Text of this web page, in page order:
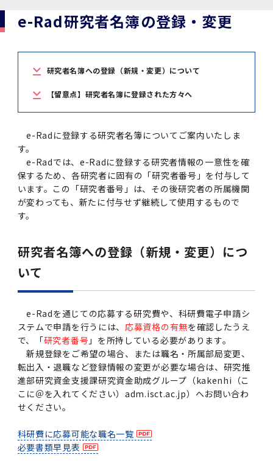
建物沿革
歴代校長及び学長
学生歌
ブランド
学
教育について
医療について
東京医科歯科大学の誓い
キャンパスマップ
運営組織トップ
大学組織一覧
学長・役員
副学長
理事･監事
役員会
経営協議会
教育研究評議会
学長選考・監察会議
広報誌・刊行物
広報誌・刊行物トップ
大学紹介動画
大学紹介動画トップ
大学紹介動画
キャンパスライフ編
留学制度編
多職種連携教育編
学長×医学部学生懇談
学長×歯学部学生懇談
大学概要（冊子）
統合報告書
広報誌
広報誌トップ
広報誌「Bloom! 医科歯科大」
英語版広報誌「TMDU ANNUAL NEWS」
学内向け広報誌「TMDUニュース」
大学案内 【受験生向け】（冊子）
写真で綴る 東京医科歯科大学
写真で綴る 東京医科歯科大学トップ
第1回『学びの地』
第3回『知と癒しの匠の創造者たち』
クラウドファンディング実施プロジェクト一覧
大学の計画と評価
大学の計画と評価トップ
大学評価の制度について
大学評価の制度についてトップ
概説
１．国立大学法人評価
２．大学認証評価
３．自己点検・評価
1-1．第４期中期目標・中期計画等について【6
1-1．第４期中期目標・中期計画等について【6
年間】トップ
第１期 中期目標・中期計画等について
第２期 中期目標・中期計画等について
第３期中期目標・中期計画等について
1-2.年度計画・年度評価等について【第1期～
第3期】
1-2.年度計画・年度評価等について【第1期～
第3期】トップ
（第１期中期目標期間中）年度計画、年度評価
等について
（第２期中期目標期間中）年度計画・年度評価
2．認証評価
3．自己点検・評価
4．指定国立大学法人構想に関する進捗状況に
ついて
関連リンク先
四大学連合
四大学連合トップ
四大学連合憲章等
四大学連合憲章等トップ
四大学連合憲章
「大学院学生の教育研究交流」に関する協定書
「大学院学生の教育研究交流」に関する実施細
目
「複合領域コース｣｢編入学｣及び｢複数学士号｣
に関する協定書
「複合領域コース」の履修者に係る「編入学」
複合領域コース(四大学共通)
複合領域コース(四大学共通)トップ
複合領域コースについて
各複合領域コースの概要
編入学制度について（複数学士号）
複合領域コース（東京医科歯科大学）
三大学連合（外部サイト）
医療管理政策学（MMA）コース（東京医科歯科
大学）
情報公開・個人情報
情報公開・個人情報トップ
情報公開制度
個人情報保護制度
統合報告書
法定公開情報
統計データ
東京医科歯科大学規則集
東京医科歯科大学ＳＤＧｓ推進宣言
男性職員の育児休業等取得推進宣言
ダイバーシティトップ
東京医科歯科大学ダイバーシティ＆インクルー
ジョン推進宣言等
東京医科歯科大学ダイバーシティ＆インクルー
ジョン推進宣言等トップ
東京医科歯科大学ダイバーシティ＆インクルー
ダイバーシティ・インクルージョン室
わくわく保育園（学内保育施設）
コンプライアンス・ハラスメント
コンプライアンス・ハラスメントトップ
ハラスメントへの対応について
アドミッション・ポリシー
入試制度
入試制度トップ
学部入試の変更点（予告）
入試データ
これまでの学部入試変更点
学部などについて
学部などについてトップ
ILA国府台
医学部
歯学部
生体材料工学研究所
難治疾患研究所
国際交流サイト
研究テーマ検索システム
学生生活などについて
学生生活などについてトップ
授業料・入学料・検定料
奨学金について
入学料・授業料の免除・徴収猶予について
アルバイトについて
学生寮について
学生保険制度について
イベント
イベントトップ
オープンキャンパス
医学部医学科サマープログラム
歯学部サマープログラム
オンライン個別進学相談
入試説明会
資料請求
試験問題及び解答例等の公表
大学院入学案内トップ
募集要項
募集要項トップ
医歯学総合研究科
保健衛生学研究科
FAQ
医歯学総合研究科博士課程 国際連携専攻（ジ
ョイント・ディグリープログラム：JDP）
WEB出願
アドミッション・ポリシー
過去の試験問題・入試データ
TOEFL-ITP試験結果（スコアレポート）の返
学費・入学金・奨学金について
学費・入学金・奨学金についてトップ
奨学金について
入学料・授業料の免除・徴収猶予について
大学院医歯学総合研究科生体検査科学講座
研究テーマ検索システム
お問い合わせ
聴講生・科目等履修生および大学院研究生募集
聴講生・科目等履修生および大学院研究生募集
医学部
歯学部
大学院保健衛生学研究科
入学に関するお問い合わせ窓口
令和8年度（2026年度）総合知と癒しの次世代
フロントランナー育成プログラム Science
令和7年度（2025年度）「総合知と癒しの次世
代フロントランナー育成プログラム Science
Tokyo SPRING(医歯学系)」対象学生の春募集
について
Post-SPRING（MD）Program for the 2026
Academic Year by Eligible Students
(*Spring admission)
Call for Applications to Science Tokyo
SPRING（MD）Program for the 2025
Academic Year by Eligible Students
(*Autumn admission)
令和７年度（２０２５年度）総合知と癒しの次
世代フロントランナー育成プログラム（医歯学
（旧TMDU卓越大学院生制度）対象学生（秋入
学対象）の募集について
令和8年度（2026年度）トップレベルAI研究の
ための共創型エキスパート人材育成プログラム
令和7年度トップレベルAI研究のための共創型
エキスパート人材育成プログラム対象学生（医
歯学系-BOOST生）の募集について
令和６年度（2024年度）TMDUトップレベル
ログラム 対象学生（TMDU-BOOST生）の募
集について
援制度
CS（クリニシャン・サイエンティスト）養成支
令和８年度（2026年度）CS（クリニシャン・
サイエンティスト）養成支援制度の募集につい
て
Call for Applications for the Clinician
Scientist (CS) Training Support Program
授業・カリキュラム
四大学連合･複合領域コース
教育要項（学部シラバス）
入学料・授業料・奨学金トップ
授業料・入学料・検定料
(Admission & Tuition
Exemption/Deferment)
奨学金について
(Admission & Tuition
Exemption/Deferment)
入学料・授業料免除・徴収猶予について
(Admission & Tuition
Exemption/Deferment)トップ
【2026年4月入学者】入学料免除・徴収猶予申
請について（Admission Fee
Exemption&Admission Fee Deferment）
た。
奨学金について
奨学金についてトップ
日本学生支援機構
財団法人・地方公共団体等奨学金
2025年度国立大学臨床検査学系博士後期課程
優秀賞募集について
日本学生支援機構
留学情報
学生生活サポート
学生保険制度について
国民年金について
学生相談窓口
ピアサポーター
就職・キャリア支援
企業・官公庁・医療機関の皆様へ
在学生向け
在学生向けトップ
学校推薦・求人情報について
新型コロナウイルス感染症に伴うお知らせ
卒業後の進路及び卒業者数
サークル・学園祭トップ
お茶の水祭
施設利用
施設利用トップ
保健管理センター
学生・女性支援センター
ボランティア
情報システム
台風等の自然災害や交通機関運休による休講措
置（湯島地区）Class Cancellation Measures
ポリシー
ポリシートップ
医学部（医学科･保健衛生学科）
歯学部（歯学科･口腔保健学科）
大学院医歯学総合研究科
大学院保健衛生学研究科
医学部（医学科･保健衛生学科）
医学部（医学科･保健衛生学科）トップ
医学科
保健衛生学科 【看護学専攻】
保健衛生学科 【検査技術学専攻】
歯学部（歯学科･口腔保健学科）
歯学部（歯学科･口腔保健学科）トップ
歯学科
口腔保健学科【口腔保健衛生学専攻】
大学院医歯学総合研究科
大学院医歯学総合研究科トップ
修士課程 医歯理工保健学専攻
博士課程 医歯学専攻
博士課程 生命理工医療科学専攻
大学院保健衛生学研究科
大学院保健衛生学研究科トップ
博士課程共同災害看護学専攻
歯学部（歯学科･口腔保健学科）
教養部
教養部トップ
公開講座・公開シンポジウム・講演会等のお知
らせ
大学院医歯学総合研究科
大学院医歯学総合研究科トップ
修士課程 医歯理工保健学専攻
修士課程 医歯理工保健学専攻トップ
分野構成
医歯学総合研究科修士課程履修要項（シラバ
ス）
修士課程 医歯理工保健学専攻【医療管理政策
学（MMA）コース】
スリーダー養成 (MPH) コース
博士課程 医歯学専攻
博士課程 医歯学専攻トップ
分野構成
博士課程 国際連携専攻（ジョイント・ディグリ
ー・プログラム：JDP）
博士課程 生命理工医療科学専攻
大学院保健衛生学研究科
大学院保健衛生学研究科トップ
研究科長挨拶
組織
教育研究分野組織、指導教員研究内容
教育研究分野組織、指導教員研究内容トップ
履修要項（大学院シラバス）保健衛生学研究科
統合教育機構学務企画課
寄附講座・寄附部門一覧
ジョイントリサーチ講座・ジョイントリサーチ
部門一覧
難治疾患研究所
高等研究院
大学病院
大学病院トップ
スポーツサイエンス機構
歯科（歯系診療部門）
外部資金
外部資金トップ
研究費獲得支援
産学官連携
e-Rad 府省共通研究開発管理システム(外部サ
科研費電子申請システム(外部サイト)
AMED研究費の年間公募スケジュール(学内専
用)
GAPファンド等の公募
研究手続き
研究手続きトップ
倫理審査申請システム
利益相反申告システム(学外利用時VPN必要)
臨床研究審査委員会申請システム
倫理審査手続きについて
各種実験手続き例(学内専用)
研究に必要な講習会等
ES細胞/iPS細胞を使用する実験(学内専用)
研究活動
研究活動トップ
研究情報データベース
機関リポジトリ
research map
プレスリリース
青い鳥広場(学内専用)
研究組織
研究組織トップ
若手研究者支援センター（YISC）
統合研究機構・統合イノベーション推進機構
オープンイノベーションセンター
各種センター
取り組み・規制
取り組み・規制トップ
研究不正等の公表について
剽窃チェックツール(学内専用)
安全保障輸出管理(学内専用)
事務部
各種お問い合わせ先(事務部)
受験生 在学生
卒業生
企業・研究者・一般の方
アクセス 学内サイト EN
e-Rad研究者名簿の登録・変更
研究者名簿への登録（新規・変更）について
【留意点】研究者名簿に登録された方々へ
e-Radに登録する研究者名簿についてご案内いたしま
す。
e-Radでは、e-Radに登録する研究者情報の一意性を確
保するため、各研究者に固有の「研究者番号」を付与して
います。この「研究者番号」は、その後研究者の所属機関
が変わっても、新たに付与せず継続して使用するもので
す。
研究者名簿への登録（新規・変更）につ
いて
e-Radを通じての応募する研究費や、科研費電子申請シ
ステムで申請を行うには、応募資格の有無を確認したうえ
で、「研究者番号 」を所持している必要があります。
新規登録をご希望の場合、または職名・所属部局変更、
転出入・退職など登録情報の変更が必要な場合は、研究推
進部研究資金支援課研究資金助成グループ（kakenhi（こ
こに＠を入れてください）adm.isct.ac.jp）へお問い合わ
せください。
科研費に応募可能な職名一覧
必要書類早見表